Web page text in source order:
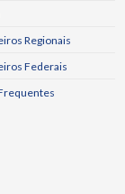
Regionais
Federais